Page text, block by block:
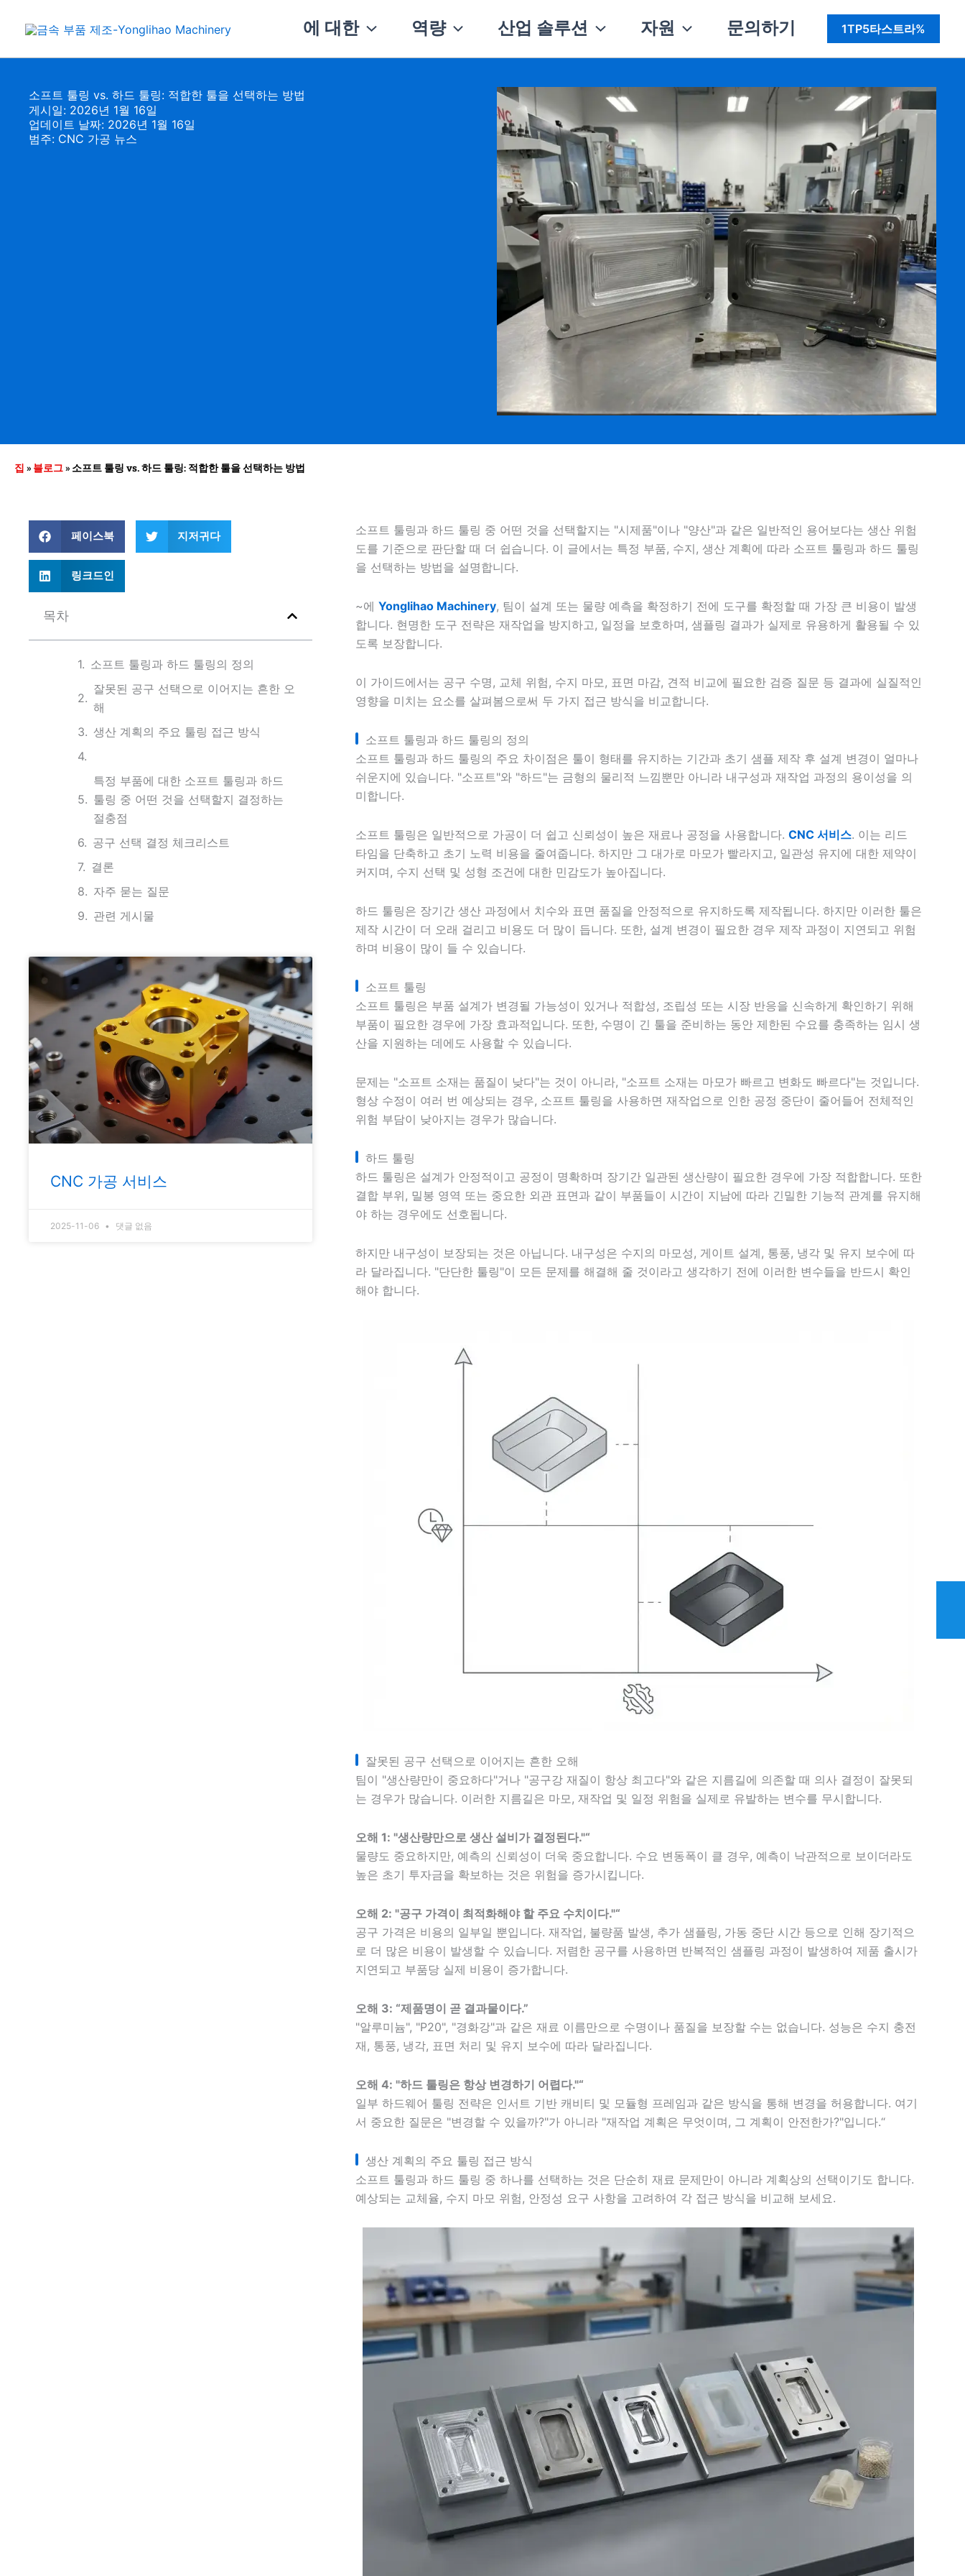
에 대한 역량 산업 솔루션 자원 문의하기 1TP5타스트라%
소프트 툴링 vs. 하드 툴링: 적합한 툴을 선택하는 방법
게시일: 2026년 1월 16일
업데이트 날짜: 2026년 1월 16일
범주: CNC 가공 뉴스
집 » 블로그» 소프트 툴링 vs. 하드 툴링: 적합한 툴을 선택하는 방법
페이스북 지저귀다
링크드인
목차
소프트 툴링과 하드 툴링의 정의
잘못된 공구 선택으로 이어지는 흔한 오
해
생산 계획의 주요 툴링 접근 방식
특정 부품에 대한 소프트 툴링과 하드
툴링 중 어떤 것을 선택할지 결정하는
절충점
공구 선택 결정 체크리스트
결론
자주 묻는 질문
관련 게시물
CNC 가공 서비스
2025-11-06 댓글 없음
소프트 툴링과 하드 툴링 중 어떤 것을 선택할지는 "시제품"이나 "양산"과 같은 일반적인 용어보다는 생산 위험
도를 기준으로 판단할 때 더 쉽습니다. 이 글에서는 특정 부품, 수지, 생산 계획에 따라 소프트 툴링과 하드 툴링
을 선택하는 방법을 설명합니다.
~에 Yonglihao Machinery, 팀이 설계 또는 물량 예측을 확정하기 전에 도구를 확정할 때 가장 큰 비용이 발생
합니다. 현명한 도구 전략은 재작업을 방지하고, 일정을 보호하며, 샘플링 결과가 실제로 유용하게 활용될 수 있
도록 보장합니다.
이 가이드에서는 공구 수명, 교체 위험, 수지 마모, 표면 마감, 견적 비교에 필요한 검증 질문 등 결과에 실질적인
영향을 미치는 요소를 살펴봄으로써 두 가지 접근 방식을 비교합니다.
소프트 툴링과 하드 툴링의 정의
소프트 툴링과 하드 툴링의 주요 차이점은 툴이 형태를 유지하는 기간과 초기 샘플 제작 후 설계 변경이 얼마나
쉬운지에 있습니다. "소프트"와 "하드"는 금형의 물리적 느낌뿐만 아니라 내구성과 재작업 과정의 용이성을 의
미합니다.
소프트 툴링은 일반적으로 가공이 더 쉽고 신뢰성이 높은 재료나 공정을 사용합니다. CNC 서비스. 이는 리드
타임을 단축하고 초기 노력 비용을 줄여줍니다. 하지만 그 대가로 마모가 빨라지고, 일관성 유지에 대한 제약이
커지며, 수지 선택 및 성형 조건에 대한 민감도가 높아집니다.
하드 툴링은 장기간 생산 과정에서 치수와 표면 품질을 안정적으로 유지하도록 제작됩니다. 하지만 이러한 툴은
제작 시간이 더 오래 걸리고 비용도 더 많이 듭니다. 또한, 설계 변경이 필요한 경우 제작 과정이 지연되고 위험
하며 비용이 많이 들 수 있습니다.
소프트 툴링
소프트 툴링은 부품 설계가 변경될 가능성이 있거나 적합성, 조립성 또는 시장 반응을 신속하게 확인하기 위해
부품이 필요한 경우에 가장 효과적입니다. 또한, 수명이 긴 툴을 준비하는 동안 제한된 수요를 충족하는 임시 생
산을 지원하는 데에도 사용할 수 있습니다.
문제는 "소프트 소재는 품질이 낮다"는 것이 아니라, "소프트 소재는 마모가 빠르고 변화도 빠르다"는 것입니다.
형상 수정이 여러 번 예상되는 경우, 소프트 툴링을 사용하면 재작업으로 인한 공정 중단이 줄어들어 전체적인
위험 부담이 낮아지는 경우가 많습니다.
하드 툴링
하드 툴링은 설계가 안정적이고 공정이 명확하며 장기간 일관된 생산량이 필요한 경우에 가장 적합합니다. 또한
결합 부위, 밀봉 영역 또는 중요한 외관 표면과 같이 부품들이 시간이 지남에 따라 긴밀한 기능적 관계를 유지해
야 하는 경우에도 선호됩니다.
하지만 내구성이 보장되는 것은 아닙니다. 내구성은 수지의 마모성, 게이트 설계, 통풍, 냉각 및 유지 보수에 따
라 달라집니다. "단단한 툴링"이 모든 문제를 해결해 줄 것이라고 생각하기 전에 이러한 변수들을 반드시 확인
해야 합니다.
잘못된 공구 선택으로 이어지는 흔한 오해
팀이 "생산량만이 중요하다"거나 "공구강 재질이 항상 최고다"와 같은 지름길에 의존할 때 의사 결정이 잘못되
는 경우가 많습니다. 이러한 지름길은 마모, 재작업 및 일정 위험을 실제로 유발하는 변수를 무시합니다.
오해 1: "생산량만으로 생산 설비가 결정된다."“
물량도 중요하지만, 예측의 신뢰성이 더욱 중요합니다. 수요 변동폭이 클 경우, 예측이 낙관적으로 보이더라도
높은 초기 투자금을 확보하는 것은 위험을 증가시킵니다.
오해 2: "공구 가격이 최적화해야 할 주요 수치이다."“
공구 가격은 비용의 일부일 뿐입니다. 재작업, 불량품 발생, 추가 샘플링, 가동 중단 시간 등으로 인해 장기적으
로 더 많은 비용이 발생할 수 있습니다. 저렴한 공구를 사용하면 반복적인 샘플링 과정이 발생하여 제품 출시가
지연되고 부품당 실제 비용이 증가합니다.
오해 3: “제품명이 곧 결과물이다.”
"알루미늄", "P20", "경화강"과 같은 재료 이름만으로 수명이나 품질을 보장할 수는 없습니다. 성능은 수지 충전
재, 통풍, 냉각, 표면 처리 및 유지 보수에 따라 달라집니다.
오해 4: "하드 툴링은 항상 변경하기 어렵다."“
일부 하드웨어 툴링 전략은 인서트 기반 캐비티 및 모듈형 프레임과 같은 방식을 통해 변경을 허용합니다. 여기
서 중요한 질문은 "변경할 수 있을까?"가 아니라 "재작업 계획은 무엇이며, 그 계획이 안전한가?"입니다.“
생산 계획의 주요 툴링 접근 방식
소프트 툴링과 하드 툴링 중 하나를 선택하는 것은 단순히 재료 문제만이 아니라 계획상의 선택이기도 합니다.
예상되는 교체율, 수지 마모 위험, 안정성 요구 사항을 고려하여 각 접근 방식을 비교해 보세요.